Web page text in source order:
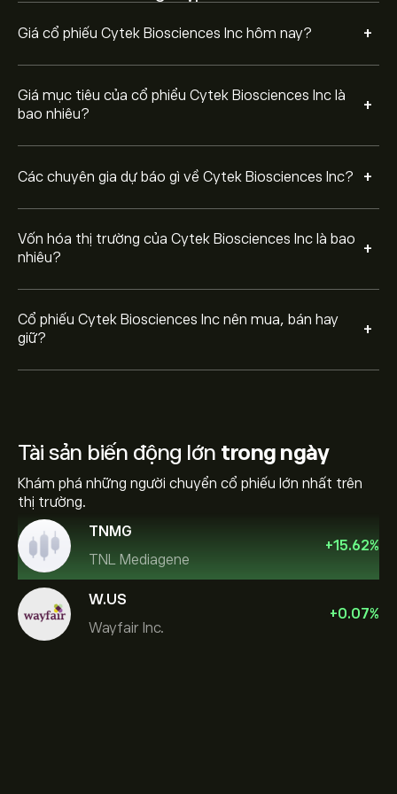
Giá cổ phiếu Cytek Biosciences Inc hôm nay? +
Giá mục tiêu của cổ phiểu Cytek Biosciences Inc là
bao nhiêu?
+
Các chuyên gia dự báo gì về Cytek Biosciences Inc? +
Vốn hóa thị trường của Cytek Biosciences Inc là bao
nhiêu?
+
Cổ phiếu Cytek Biosciences Inc nên mua, bán hay
giữ?
+
Tài sản biến động lớn trong ngày
Khám phá những người chuyển cổ phiếu lớn nhất trên
thị trường.
TNMG
TNL Mediagene
+15.62%
W.US
Wayfair Inc.
+0.07%